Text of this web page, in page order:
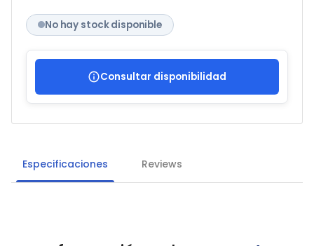
No hay stock disponible
Consultar disponibilidad
Especificaciones Reviews